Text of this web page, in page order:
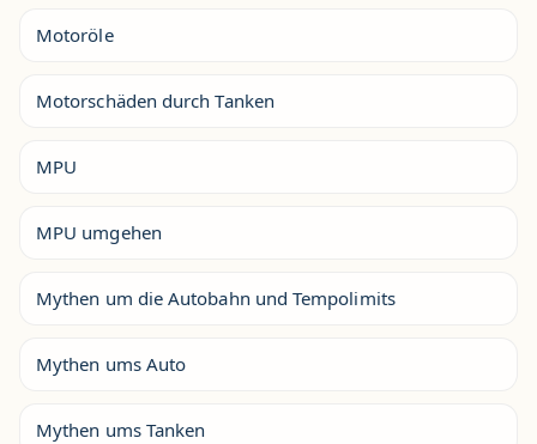
Motoröle
Motorschäden durch Tanken
MPU
MPU umgehen
Mythen um die Autobahn und Tempolimits
Mythen ums Auto
Mythen ums Tanken